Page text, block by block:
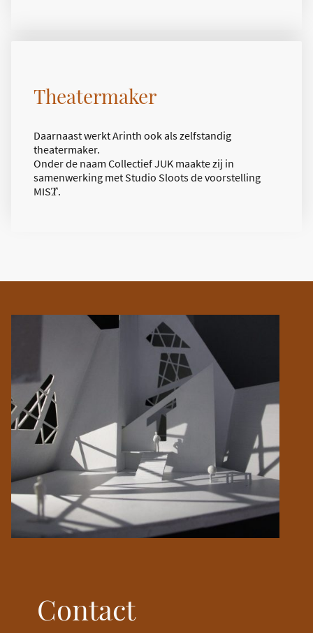
Theatermaker
Daarnaast werkt Arinth ook als zelfstandig
theatermaker.
Onder de naam Collectief JUK maakte zij in
samenwerking met Studio Sloots de voorstelling
MISȾ.
Contact